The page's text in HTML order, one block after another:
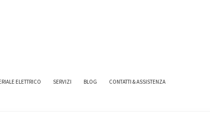
ELETTRICO SERVIZI BLOG CONTATTI & ASSISTENZA